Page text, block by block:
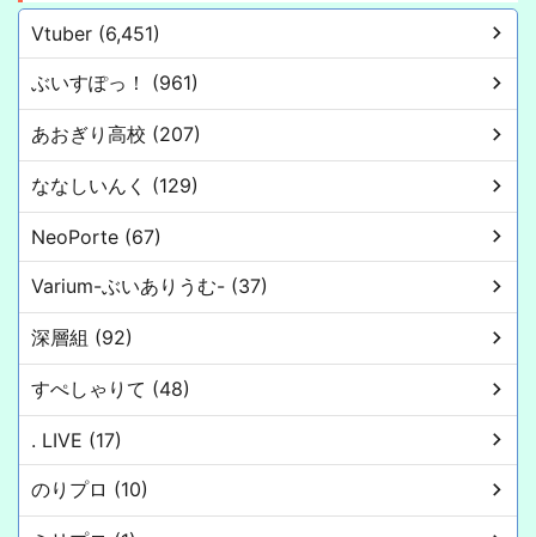
Vtuber (6,451)
ぶいすぽっ！ (961)
あおぎり高校 (207)
ななしいんく (129)
NeoPorte (67)
Varium-ぶいありうむ- (37)
深層組 (92)
すぺしゃりて (48)
. LIVE (17)
のりプロ (10)